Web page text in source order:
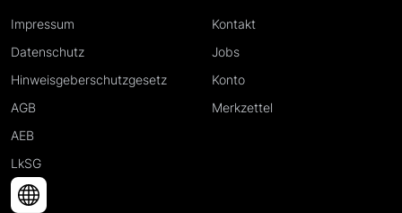
Impressum
Datenschutz
Hinweisgeberschutzgesetz
AGB
AEB
LkSG
Kontakt
Jobs
Konto
Merkzettel